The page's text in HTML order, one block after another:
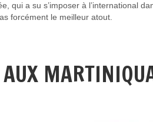
qui a su s’imposer à l’international
forcément le meilleur atout.
AUX